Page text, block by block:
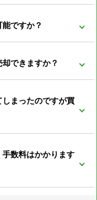
ーマルパーツが無い
両もあります。
～数万円かかると
ていても利用価値は
用がかかります。 バ
能ですか？
却が難しいとされて
査定員がいる為、安
。
できますか？
頂きます。
まったのですが買
際に廃車した際の日
所、名義人のお名前
わからない場合廃車
数料はかかります